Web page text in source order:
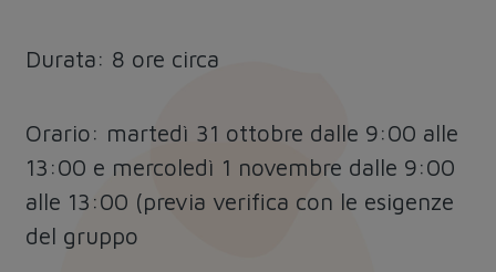
Durata: 8 ore circa
Orario: martedì 31 ottobre dalle 9:00 alle
13:00 e mercoledì 1 novembre dalle 9:00
alle 13:00 (previa verifica con le esigenze
del gruppo